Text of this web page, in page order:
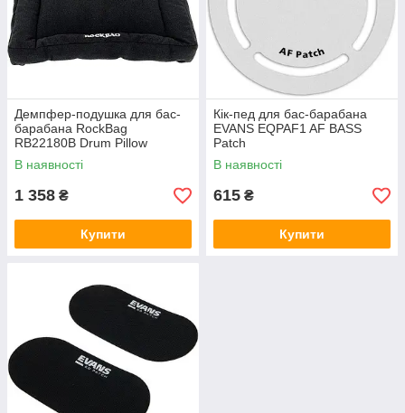
Демпфер-подушка для бас-
барабана RockBag
RB22180B Drum Pillow
В наявності
1 358 ₴
Купити
Кік-пед для бас-барабана
EVANS EQPAF1 AF BASS
Patch
В наявності
615 ₴
Купити